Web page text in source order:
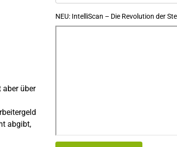
aber über
abgibt,
NEU: IntelliScan – Die Revolution der